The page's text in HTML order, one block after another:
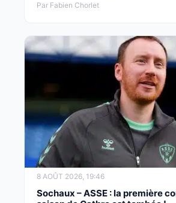
Par Fabien Chorlet
8 AOÛT 2026, 19:46
Sochaux – ASSE : la première